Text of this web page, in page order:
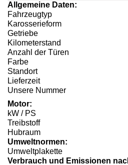
Allgemeine Daten:
Fahrzeugtyp
Karosserieform
Getriebe
Kilometerstand
Anzahl der Türen
Farbe
Standort
Lieferzeit
Unsere Nummer
Motor:
kW / PS
Treibstoff
Hubraum
Umweltnormen:
Umweltplakette
Verbrauch und Emissionen